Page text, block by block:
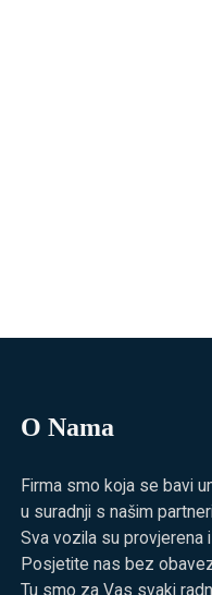
O Nama
Firma smo koja se bavi
u suradnji s našim
Sva vozila su provjerena
Posjetite nas bez
Tu smo za Vas svaki